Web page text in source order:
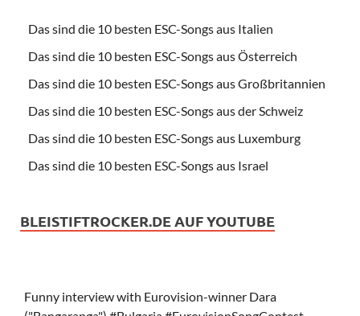
Das sind die 10 besten ESC-Songs aus Italien
Das sind die 10 besten ESC-Songs aus Österreich
Das sind die 10 besten ESC-Songs aus Großbritannien
Das sind die 10 besten ESC-Songs aus der Schweiz
Das sind die 10 besten ESC-Songs aus Luxemburg
Das sind die 10 besten ESC-Songs aus Israel
BLEISTIFTROCKER.DE AUF YOUTUBE
Funny interview with Eurovision-winner Dara